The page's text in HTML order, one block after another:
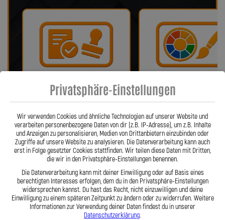
Bei uns erhalten Sie eine ABE oder
ein Teilegutachten (falls
Wir bieten eine Auswahl
verschiedenen Farben!
Fragen? Unser Team ist täglich per
Privatsphäre-Einstellungen
Wir verwenden Cookies und ähnliche Technologien auf unserer Website und
verarbeiten personenbezogene Daten von dir (z.B. IP-Adresse), um z.B. Inhalte
und Anzeigen zu personalisieren, Medien von Drittanbietern einzubinden oder
Zugriffe auf unsere Website zu analysieren. Die Datenverarbeitung kann auch
erst in Folge gesetzter Cookies stattfinden. Wir teilen diese Daten mit Dritten,
die wir in den Privatsphäre-Einstellungen benennen.
Die Datenverarbeitung kann mit deiner Einwilligung oder auf Basis eines
berechtigten Interesses erfolgen, dem du in den Privatsphäre-Einstellungen
widersprechen kannst. Du hast das Recht, nicht einzuwilligen und deine
Einwilligung zu einem späteren Zeitpunkt zu ändern oder zu widerrufen. Weitere
Informationen zur Verwendung deiner Daten findest du in unserer
Datenschutzerklärung.